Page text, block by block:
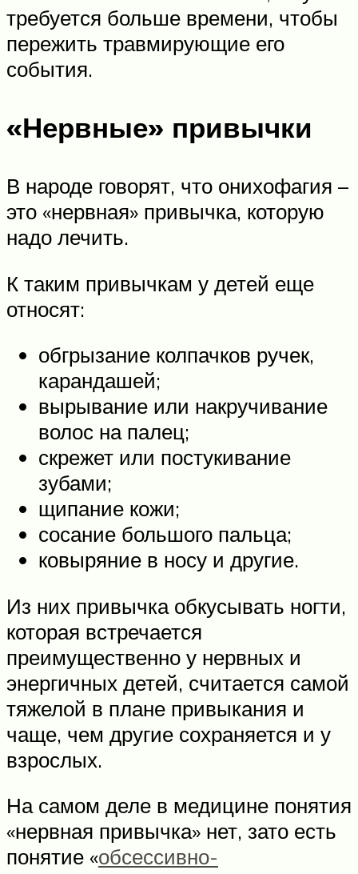
требуется больше времени, чтобы
пережить травмирующие его
события.
«Нервные» привычки
В народе говорят, что онихофагия –
это «нервная» привычка, которую
надо лечить.
К таким привычкам у детей еще
относят:
обгрызание колпачков ручек,
карандашей;
вырывание или накручивание
волос на палец;
скрежет или постукивание
зубами;
щипание кожи;
сосание большого пальца;
ковыряние в носу и другие.
Из них привычка обкусывать ногти,
которая встречается
преимущественно у нервных и
энергичных детей, считается самой
тяжелой в плане привыкания и
чаще, чем другие сохраняется и у
взрослых.
На самом деле в медицине понятия
«нервная привычка» нет, зато есть
понятие «обсессивно-